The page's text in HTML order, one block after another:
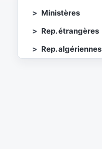
Ministères
Rep. étrangères
Rep. algériennes